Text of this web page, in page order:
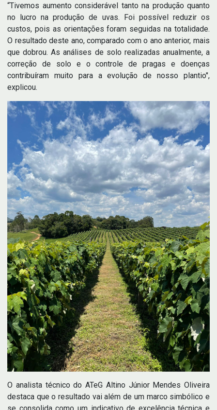
“Tivemos aumento considerável tanto na produção quanto
no lucro na produção de uvas. Foi possível reduzir os
custos, pois as orientações foram seguidas na totalidade.
O resultado deste ano, comparado com o ano anterior, mais
que dobrou. As análises de solo realizadas anualmente, a
correção de solo e o controle de pragas e doenças
contribuíram muito para a evolução de nosso plantio",
explicou.
O analista técnico do ATeG Altino Júnior Mendes Oliveira
destaca que o resultado vai além de um marco simbólico e